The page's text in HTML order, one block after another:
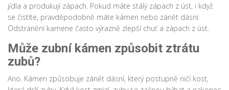
jídla a produkují zápach. Pokud máte stálý zápach z úst, i když
se čistíte, pravděpodobně máte kámen nebo zánět dásní.
Odstranění kamene často výrazně zlepší chuť a zápach z úst.
Může zubní kámen způsobit ztrátu
zubů?
Ano. Kámen způsobuje zánět dásní, který postupně ničí kost,